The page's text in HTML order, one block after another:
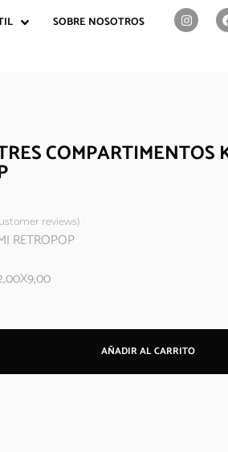
SOBRE NOSOTROS
COMPARTIMENTOS
reviews)
RETROPOP
AÑADIR AL CARRITO